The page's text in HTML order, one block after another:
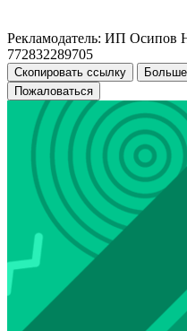
Рекламодатель: ИП
772832289705
Скопировать ссылку
Пожаловаться